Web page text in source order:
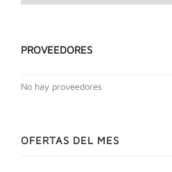
PROVEEDORES
No hay proveedores
OFERTAS DEL MES